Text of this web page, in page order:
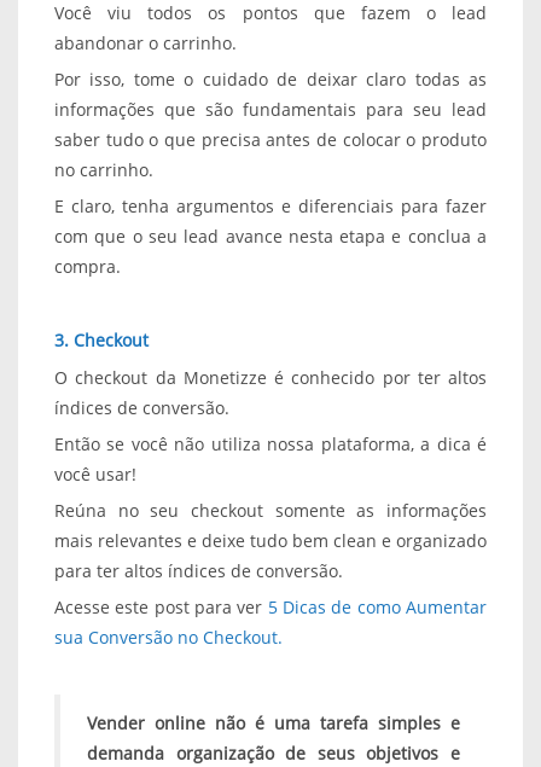
Você viu todos os pontos que fazem o lead
abandonar o carrinho.
Por isso, tome o cuidado de deixar claro todas as
informações que são fundamentais para seu lead
saber tudo o que precisa antes de colocar o produto
no carrinho.
E claro, tenha argumentos e diferenciais para fazer
com que o seu lead avance nesta etapa e conclua a
compra.
3. Checkout
O checkout da Monetizze é conhecido por ter altos
índices de conversão.
Então se você não utiliza nossa plataforma, a dica é
você usar!
Reúna no seu checkout somente as informações
mais relevantes e deixe tudo bem clean e organizado
para ter altos índices de conversão.
Acesse este post para ver 5 Dicas de como Aumentar
sua Conversão no Checkout.
Vender online não é uma tarefa simples e
demanda organização de seus objetivos e